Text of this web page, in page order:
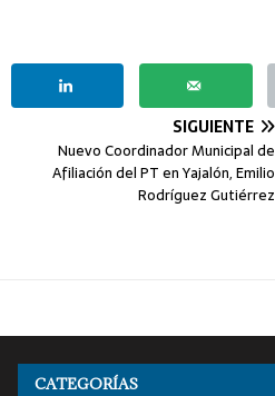
SIGUIENTE
Nuevo Coordinador Municipal de
Afiliación del PT en Yajalón, Emilio
Rodríguez Gutiérrez
CATEGORÍAS